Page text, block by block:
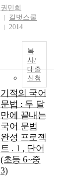
권민희
길벗스쿨
2014
복
사/
대출
신청
기적의 국어
문법 : 두 달
만에 끝내는
국어 문법
완성 프로젝
트 . 1 , 단어
(초등 6~중
3)